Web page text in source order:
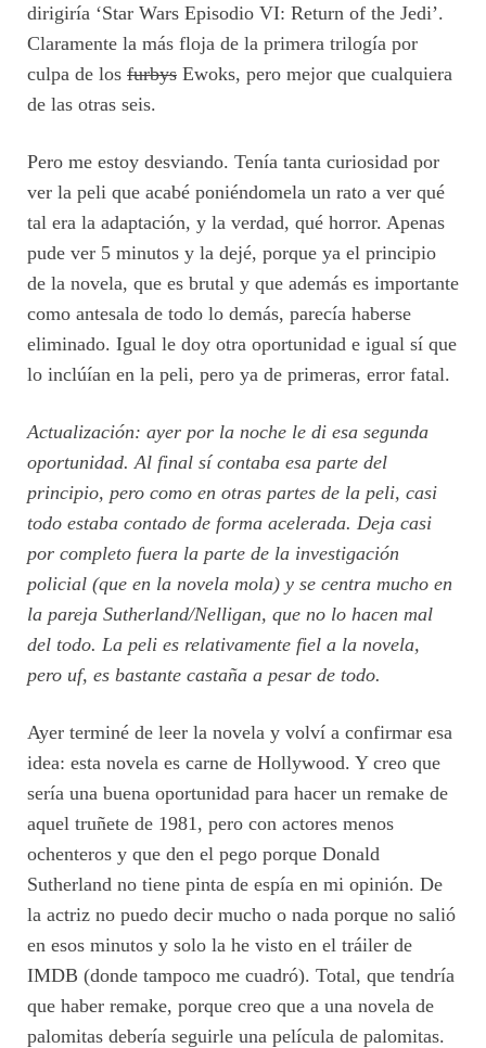
dirigiría ‘Star Wars Episodio VI: Return of the Jedi’.
Claramente la más floja de la primera trilogía por
culpa de los furbys Ewoks, pero mejor que cualquiera
de las otras seis.
Pero me estoy desviando. Tenía tanta curiosidad por
ver la peli que acabé poniéndomela un rato a ver qué
tal era la adaptación, y la verdad, qué horror. Apenas
pude ver 5 minutos y la dejé, porque ya el principio
de la novela, que es brutal y que además es importante
como antesala de todo lo demás, parecía haberse
eliminado. Igual le doy otra oportunidad e igual sí que
lo inclúían en la peli, pero ya de primeras, error fatal.
Actualización: ayer por la noche le di esa segunda
oportunidad. Al final sí contaba esa parte del
principio, pero como en otras partes de la peli, casi
todo estaba contado de forma acelerada. Deja casi
por completo fuera la parte de la investigación
policial (que en la novela mola) y se centra mucho en
la pareja Sutherland/Nelligan, que no lo hacen mal
del todo. La peli es relativamente fiel a la novela,
pero uf, es bastante castaña a pesar de todo.
Ayer terminé de leer la novela y volví a confirmar esa
idea: esta novela es carne de Hollywood. Y creo que
sería una buena oportunidad para hacer un remake de
aquel truñete de 1981, pero con actores menos
ochenteros y que den el pego porque Donald
Sutherland no tiene pinta de espía en mi opinión. De
la actriz no puedo decir mucho o nada porque no salió
en esos minutos y solo la he visto en el tráiler de
IMDB (donde tampoco me cuadró). Total, que tendría
que haber remake, porque creo que a una novela de
palomitas debería seguirle una película de palomitas.